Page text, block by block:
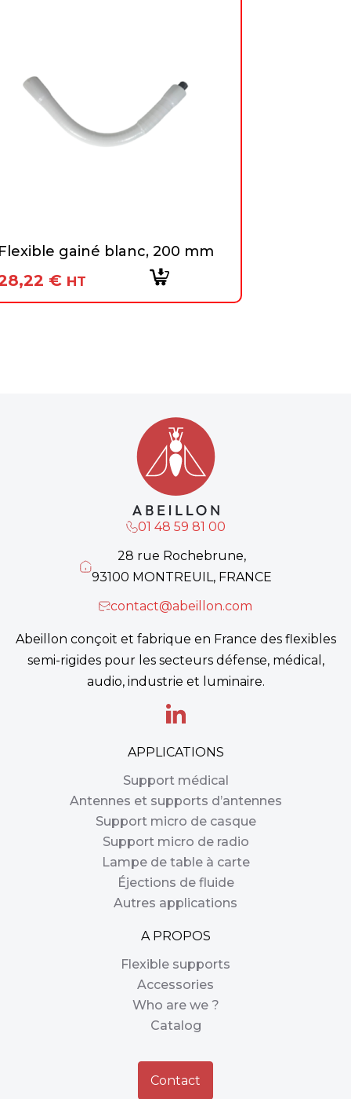
gainé blanc, 200 mm
€ HT
01 48 59 81 00
28 rue Rochebrune,
93100 MONTREUIL, FRANCE
contact@abeillon.com
Abeillon conçoit et fabrique en France des flexibles
semi-rigides pour les secteurs défense, médical,
audio, industrie et luminaire.
APPLICATIONS
Support médical
Antennes et supports d’antennes
Support micro de casque
Support micro de radio
Lampe de table à carte
Éjections de fluide
Autres applications
A PROPOS
Flexible supports
Accessories
Who are we ?
Catalog
Contact